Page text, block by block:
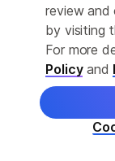
정확한 번역을 제공
완벽하지 않으며,
공식 콘텐츠는 영
© 2026 Illumina,
review and
by visiting
For more
Policyand